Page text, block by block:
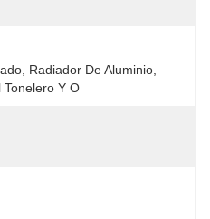
Radiador De Aluminio,
Tonelero Y O